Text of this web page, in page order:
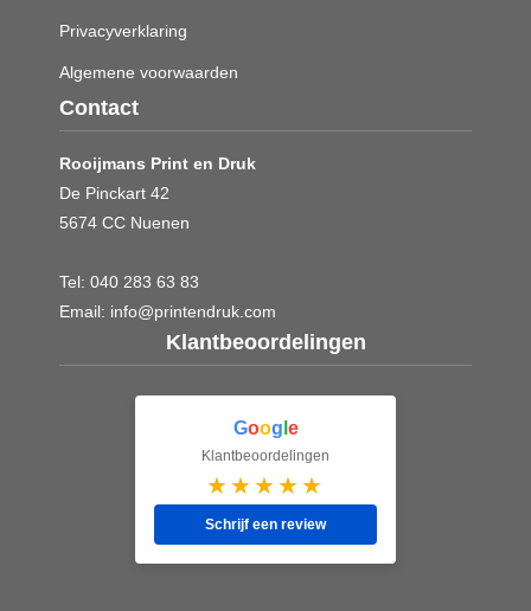
Privacyverklaring
Algemene voorwaarden
Contact
Rooijmans Print en Druk
De Pinckart 42
5674 CC Nuenen
Tel: 040 283 63 83
Email: info@printendruk.com
Klantbeoordelingen
Goog e
Klantbeoordelingen
★★★★★
Schrijf een review